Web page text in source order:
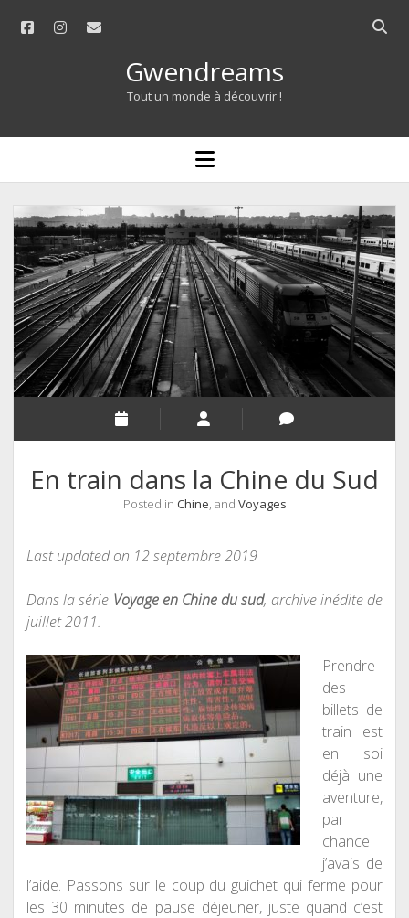
facebookinstagram
email
Open
Gwendreams
Tout un monde à découvrir !
open
menu
En train dans la Chine du Sud
Posted in Chine, and Voyages
Last updated on 12 septembre 2019
Dans la série Voyage en Chine du sud, archive inédite de
juillet 2011.
Prendre
des
billets de
train est
en soi
déjà une
aventure,
par
chance
j’avais de
l’aide. Passons sur le coup du guichet qui ferme pour
les 30 minutes de pause déjeuner, juste quand c’est